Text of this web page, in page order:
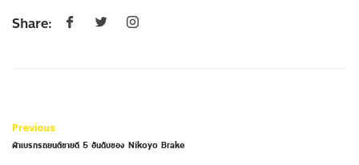
Share:
Previous
ผ้าเบรกรถยนต์ขายดี 5 อันดับของ Nikoyo Brake